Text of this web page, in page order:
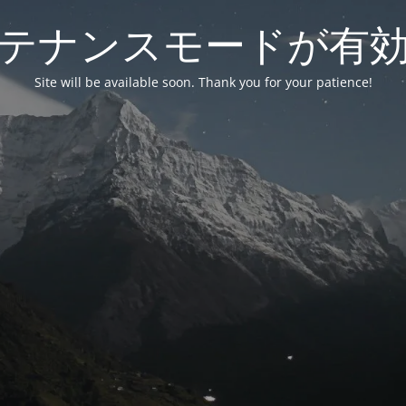
ナンスモードが有
Site will be available soon. Thank you for your patience!